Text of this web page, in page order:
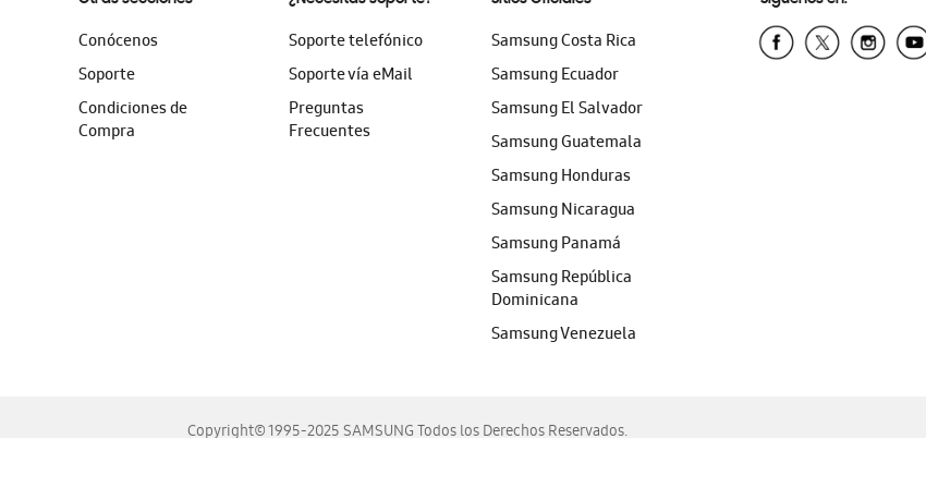
Conócenos
Soporte
Condiciones de
Compra
Soporte telefónico
Soporte vía eMail
Preguntas
Frecuentes
Samsung Costa Rica
Samsung Ecuador
Samsung El Salvador
Samsung Guatemala
Samsung Honduras
Samsung Nicaragua
Samsung Panamá
Samsung República
Dominicana
Samsung Venezuela
Copyright© 1995-2025 SAMSUNG Todos los Derechos Reservados.